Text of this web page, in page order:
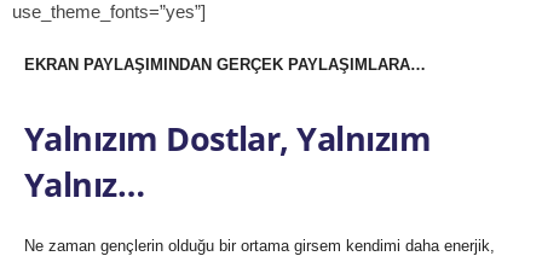
use_theme_fonts=”yes”]
EKRAN PAYLAŞIMINDAN GERÇEK PAYLAŞIMLARA…
Yalnızım Dostlar, Yalnızım
Yalnız…
Ne zaman gençlerin olduğu bir ortama girsem kendimi daha enerjik,